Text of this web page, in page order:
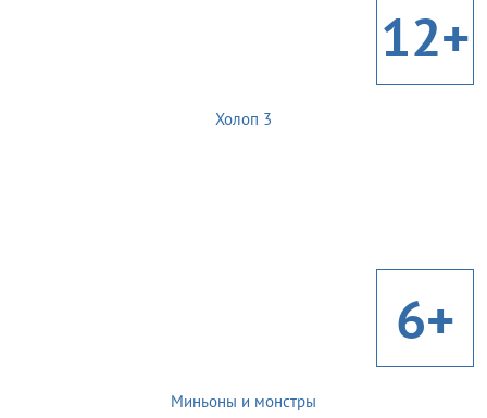
12+
Холоп 3
6+
Миньоны и монстры